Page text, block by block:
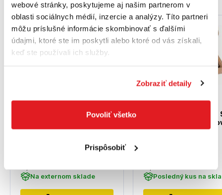
webové stránky, poskytujeme aj našim partnerom v
oblasti sociálnych médií, inzercie a analýzy. Títo partneri
môžu príslušné informácie skombinovať s ďalšími
údajmi, ktoré ste im poskytli alebo ktoré od vás získali,
keď ste používali ich služby.
Zobraziť detaily
Povoliť všetko
Prispôsobiť
BOSCH Sekác na maltu
2608690200
Na externom sklade
BOSCH Plochý sekác
plus 250 mm 10-
balenie
Posledný kus na